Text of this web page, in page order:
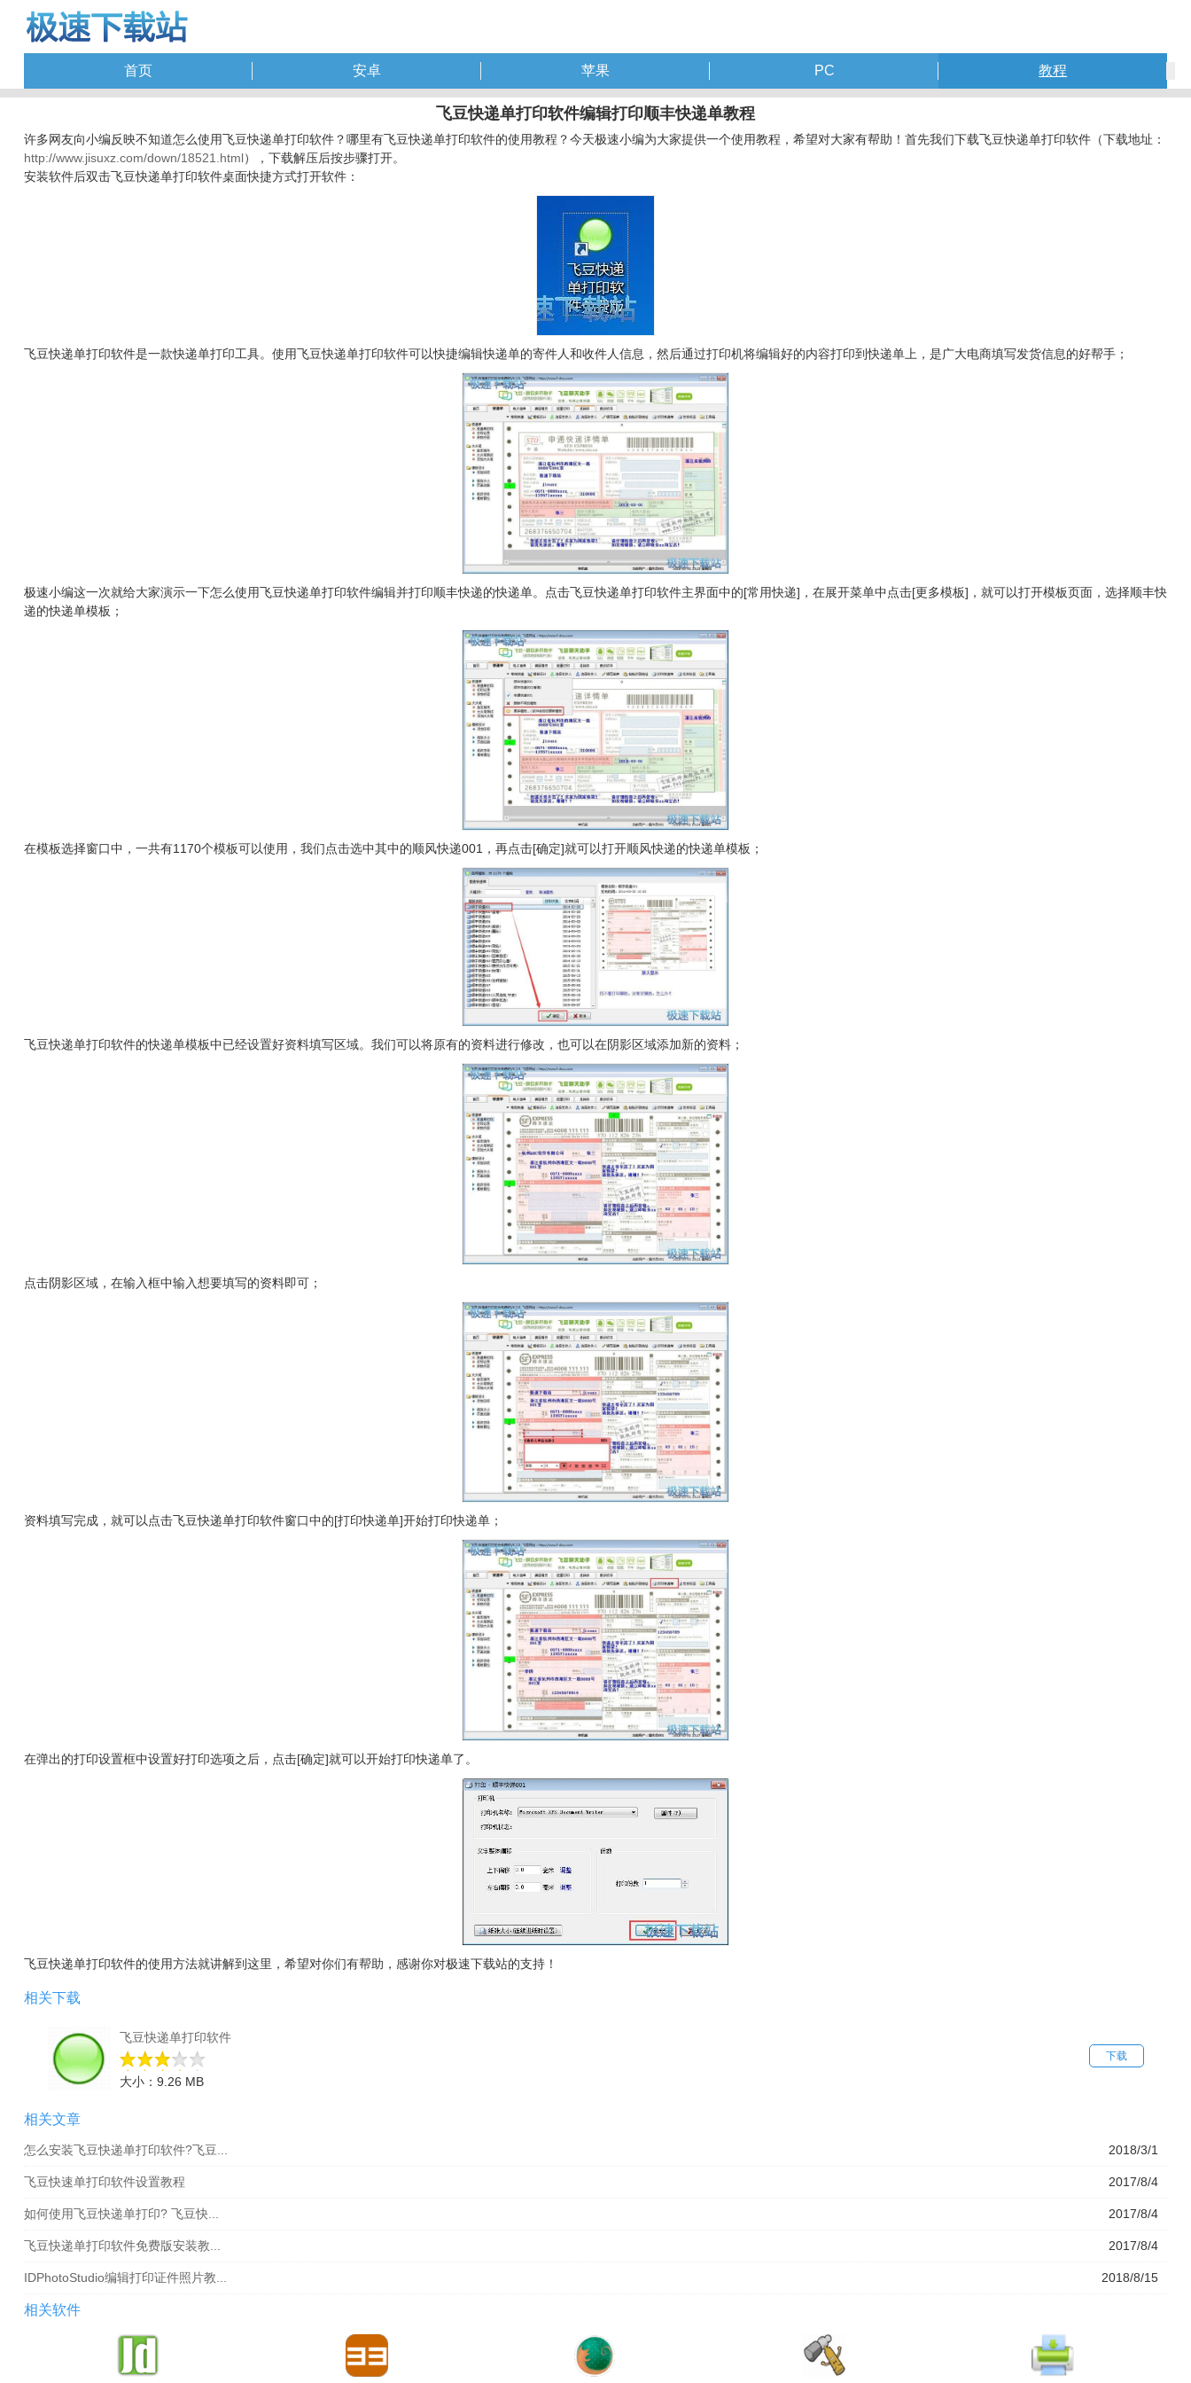
首页 安卓 苹果 PC 教程
飞豆快递单打印软件编辑打印顺丰快递单教程
许多网友向小编反映不知道怎么使用飞豆快递单打印软件？哪里有飞豆快递单打印软件的使用教程？今天极速小编为大家提供一个使用教程，希望对大家有帮助！首先我们下载飞豆快递单打印软件（下载地址：
http://www.jisuxz.com/down/18521.html），下载解压后按步骤打开。
安装软件后双击飞豆快递单打印软件桌面快捷方式打开软件：
飞豆快递单打印软件是一款快递单打印工具。使用飞豆快递单打印软件可以快捷编辑快递单的寄件人和收件人信息，然后通过打印机将编辑好的内容打印到快递单上，是广大电商填写发货信息的好帮手；
极速小编这一次就给大家演示一下怎么使用飞豆快递单打印软件编辑并打印顺丰快递的快递单。点击飞豆快递单打印软件主界面中的[常用快递]，在展开菜单中点击[更多模板]，就可以打开模板页面，选择顺丰快
递的快递单模板；
在模板选择窗口中，一共有1170个模板可以使用，我们点击选中其中的顺风快递001，再点击[确定]就可以打开顺风快递的快递单模板；
飞豆快递单打印软件的快递单模板中已经设置好资料填写区域。我们可以将原有的资料进行修改，也可以在阴影区域添加新的资料；
点击阴影区域，在输入框中输入想要填写的资料即可；
资料填写完成，就可以点击飞豆快递单打印软件窗口中的[打印快递单]开始打印快递单；
在弹出的打印设置框中设置好打印选项之后，点击[确定]就可以开始打印快递单了。
飞豆快递单打印软件的使用方法就讲解到这里，希望对你们有帮助，感谢你对极速下载站的支持！
相关下载
下载
飞豆快递单打印软件
大小：9.26 MB
相关文章
2018/3/1
怎么安装飞豆快递单打印软件?飞豆...
2017/8/4
飞豆快速单打印软件设置教程
2017/8/4
如何使用飞豆快递单打印? 飞豆快...
2017/8/4
飞豆快递单打印软件免费版安装教...
2018/8/15
IDPhotoStudio编辑打印证件照片教...
相关软件